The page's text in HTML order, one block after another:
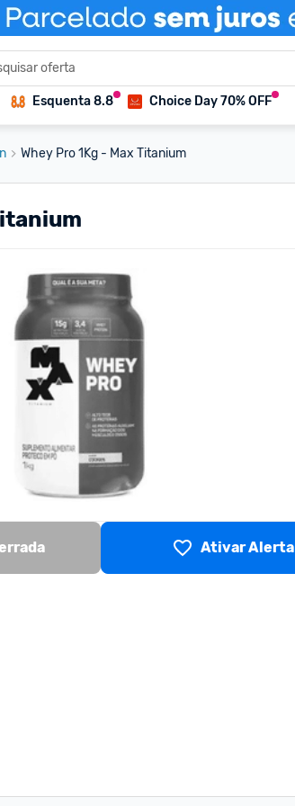
Esquenta 8.8 Choice Day 70% OFF
Whey Pro 1Kg - Max Titanium
Ativar Alerta